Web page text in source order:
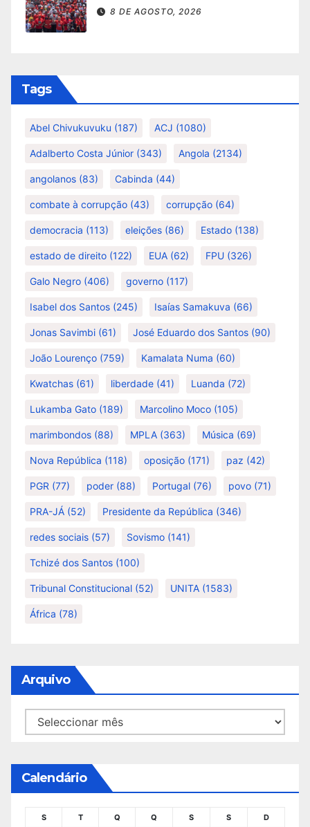
8 DE AGOSTO, 2026
Tags
Abel Chivukuvuku (187) ACJ (1080)
Adalberto Costa Júnior (343) Angola (2134)
angolanos (83) Cabinda (44)
combate à corrupção (43) corrupção (64)
democracia (113) eleições (86) Estado (138)
estado de direito (122) EUA (62) FPU (326)
Galo Negro (406) governo (117)
Isabel dos Santos (245) Isaías Samakuva (66)
Jonas Savimbi (61) José Eduardo dos Santos (90)
João Lourenço (759) Kamalata Numa (60)
Kwatchas (61) liberdade (41) Luanda (72)
Lukamba Gato (189) Marcolino Moco (105)
marimbondos (88) MPLA (363) Música (69)
Nova República (118) oposição (171) paz (42)
PGR (77) poder (88) Portugal (76) povo (71)
PRA-JÁ (52) Presidente da República (346)
redes sociais (57) Sovismo (141)
Tchizé dos Santos (100)
Tribunal Constitucional (52) UNITA (1583)
África (78)
Arquivo
Arquivo
Calendário
S T Q Q S S D